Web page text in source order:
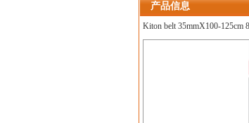
产品信息
Kiton belt 35mmX100-125cm